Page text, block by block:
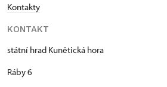
Kontakty
KONTAKT
státní hrad Kunětická hora
Ráby 6